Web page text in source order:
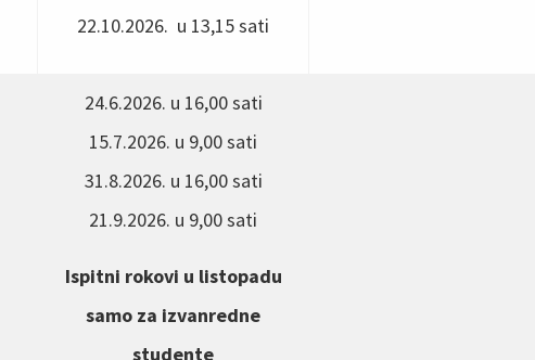
22.10.2026. u 13,15 sati
24.6.2026. u 16,00 sati
15.7.2026. u 9,00 sati
31.8.2026. u 16,00 sati
21.9.2026. u 9,00 sati
Ispitni rokovi u listopadu
samo za izvanredne
studente